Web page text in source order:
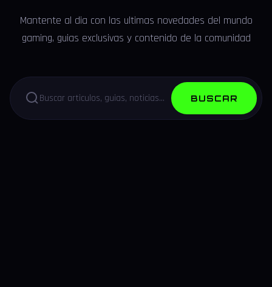
Mantente al dia con las ultimas novedades del mundo
gaming, guias exclusivas y contenido de la comunidad
BUSCAR